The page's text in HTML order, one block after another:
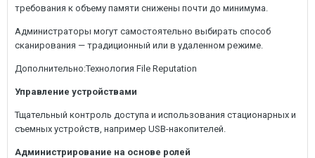
требования к объему памяти снижены почти до минимума.
Администраторы могут самостоятельно выбирать способ
сканирования — традиционный или в удаленном режиме.
Дополнительно:Технология File Reputation
Управление устройствами
Тщательный контроль доступа и использования стационарных и
съемных устройств, например USB-накопителей.
Администрирование на основе ролей